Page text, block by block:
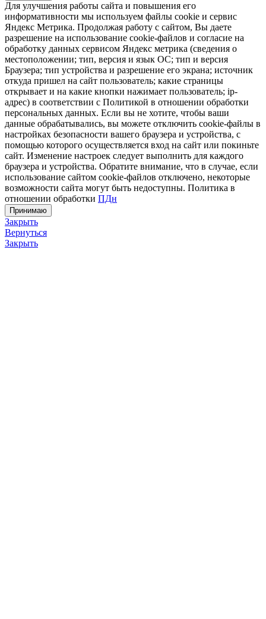
Для улучшения работы сайта и повышения его
информативности мы используем файлы cookie и сервис
Яндекс Метрика. Продолжая работу с сайтом, Вы даете
разрешение на использование cookie-файлов и согласие на
обработку данных сервисом Яндекс метрика (сведения о
местоположении; тип, версия и язык ОС; тип и версия
Браузера; тип устройства и разрешение его экрана; источник
откуда пришел на сайт пользователь; какие страницы
открывает и на какие кнопки нажимает пользователь; ip-
адрес) в соответствии с Политикой в отношении обработки
персональных данных. Если вы не хотите, чтобы ваши
данные обрабатывались, вы можете отключить cookie-файлы в
настройках безопасности вашего браузера и устройства, с
помощью которого осуществляется вход на сайт или покиньте
сайт. Изменение настроек следует выполнить для каждого
браузера и устройства. Обратите внимание, что в случае, если
использование сайтом cookie-файлов отключено, некоторые
возможности сайта могут быть недоступны. Политика в
отношении обработки ПДн
Принимаю
Закрыть
Вернуться
Закрыть